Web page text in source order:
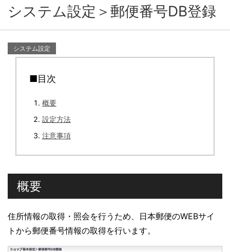
システム設定＞郵便番号DB登録
システム設定
■目次
概要
設定方法
注意事項
概要
住所情報の取得・照会を行うため、日本郵便のWEBサイ
トから郵便番号情報の取得を行います。